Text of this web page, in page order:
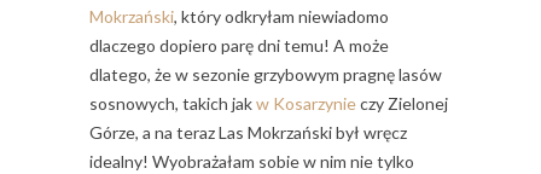
Mokrzański, który odkryłam niewiadomo
dlaczego dopiero parę dni temu! A może
dlatego, że w sezonie grzybowym pragnę lasów
sosnowych, takich jakw Kosarzynieczy Zielonej
Górze, a na teraz Las Mokrzański był wręcz
idealny! Wyobrażałam sobie w nim nie tylko